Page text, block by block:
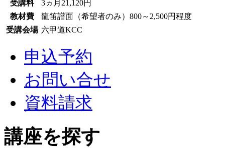
受講料
3ヵ月21,120円
教材費
龍笛譜面（希望者のみ）800～2,500円程度
受講会場 六甲道KCC
申込予約
お問い合せ
資料請求
講座を探す